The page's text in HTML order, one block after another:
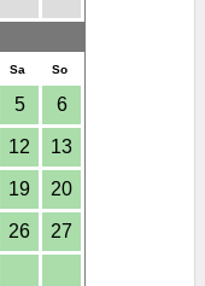
Sa So
5 6
12 13
19 20
26 27